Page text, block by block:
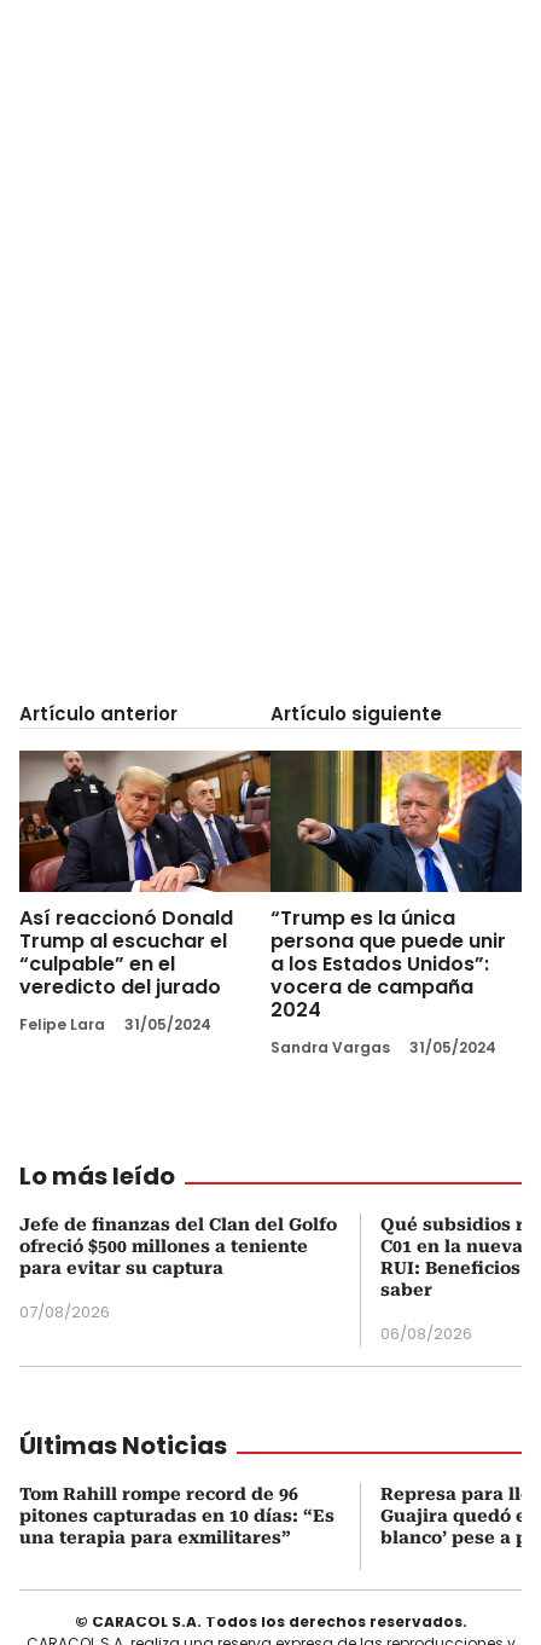
Artículo anterior
Así reaccionó Donald
Trump al escuchar el
“culpable” en el
veredicto del jurado
Felipe Lara 31/05/2024
Artículo siguiente
“Trump es la única
persona que puede unir
a los Estados Unidos”:
vocera de campaña
2024
Sandra Vargas 31/05/2024
Lo más leído
Jefe de finanzas del Clan del Golfo
ofreció $500 millones a teniente
para evitar su captura
07/08/2026
Qué subsidios
C01 en la nueva
RUI: Beneficios
saber
06/08/2026
Últimas Noticias
Tom Rahill rompe record de 96
pitones capturadas en 10 días: “Es
una terapia para exmilitares”
Represa para
Guajira quedó en
blanco’ pese a
© CARACOL S.A. Todos los derechos reservados.